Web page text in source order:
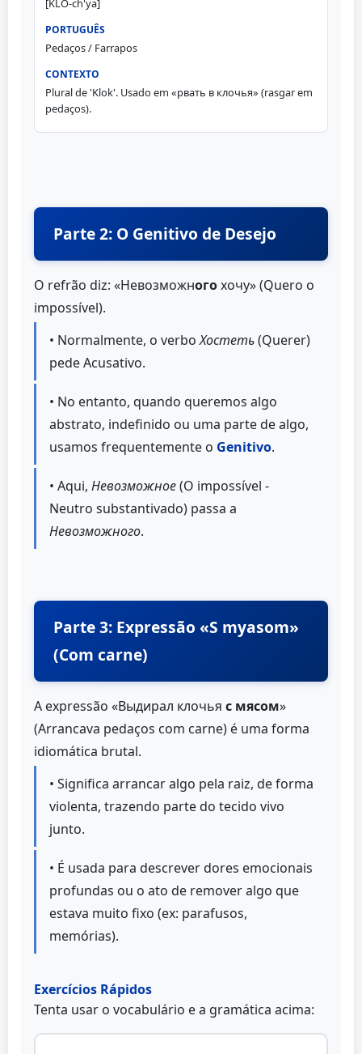
[KLO-ch'ya]
Pedaços / Farrapos
Plural de 'Klok'. Usado em «рвать в клочья» (rasgar em
pedaços).
Parte 2: O Genitivo de Desejo
O refrão diz: «Невозможногохочу» (Quero o
impossível).
• Normalmente, o verboХостеть(Querer)
pede Acusativo.
• No entanto, quando queremos algo
abstrato, indefinido ou uma parte de algo,
usamos frequentemente o Genitivo.
• Aqui, Невозможное(O impossível -
Neutro substantivado) passa a
Невозможного.
Parte 3: Expressão «S myasom»
(Com carne)
A expressão «Выдирал клочья с мясом»
(Arrancava pedaços com carne) é uma forma
idiomática brutal.
• Significa arrancar algo pela raiz, de forma
violenta, trazendo parte do tecido vivo
junto.
• É usada para descrever dores emocionais
profundas ou o ato de remover algo que
estava muito fixo (ex: parafusos,
memórias).
Exercícios Rápidos
Tenta usar o vocabulário e a gramática acima: